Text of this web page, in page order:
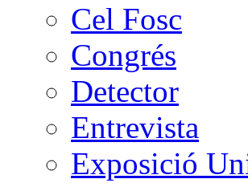
Cel Fosc
Congrés
Detector
Entrevista
Exposició